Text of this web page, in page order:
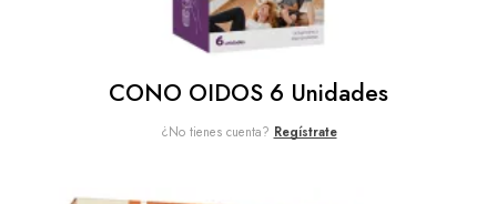
CONO OIDOS 6 Unidades
¿No tienes cuenta? Regístrate